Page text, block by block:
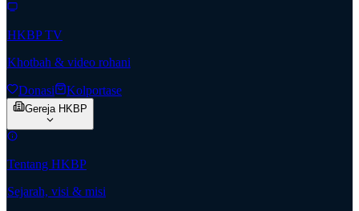
HKBP TV
Khotbah & video rohani
Donasi Kolportase
Gereja HKBP
Tentang HKBP
Sejarah, visi & misi